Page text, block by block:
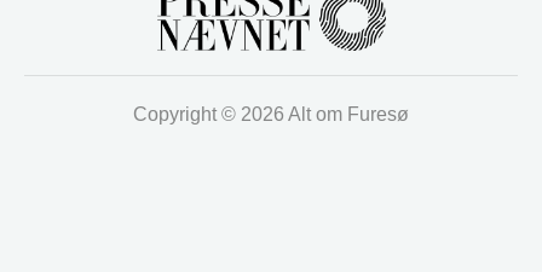
Copyright © 2026 Alt om Furesø